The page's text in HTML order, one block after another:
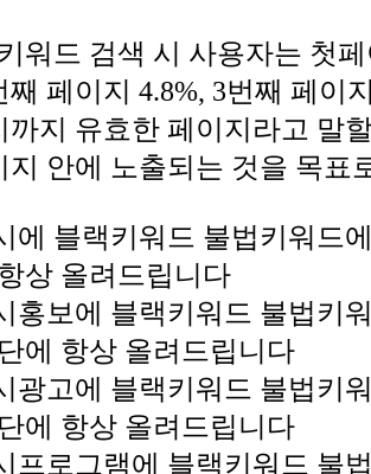
워드 검색 시 사용자는 첫
째 페이지 4.8%, 3번째 페이
까지 유효한 페이지라고 말
지 안에 노출되는 것을 목표
에 블랙키워드 불법키워드
상 올려드립니다
홍보에 블랙키워드 불법키
에 항상 올려드립니다
광고에 블랙키워드 불법키
에 항상 올려드립니다
프로그램에 블랙키워드 불